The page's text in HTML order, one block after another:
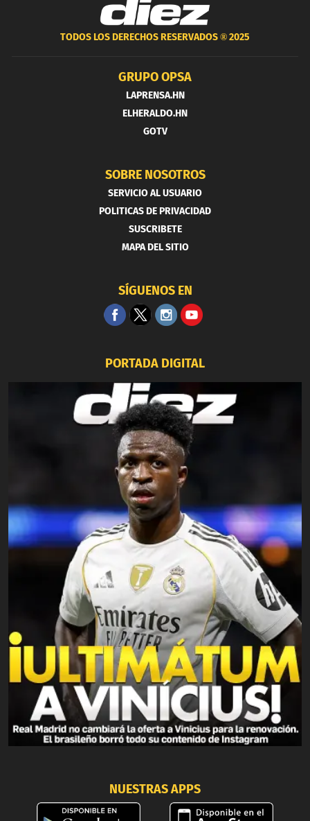
TODOS LOS DERECHOS RESERVADOS ®2025
GRUPO OPSA
LAPRENSA.HN
ELHERALDO.HN
GOTV
SOBRE NOSOTROS
SERVICIO AL USUARIO
POLITICAS DE PRIVACIDAD
SUSCRIBETE
MAPA DEL SITIO
SÍGUENOS EN
PORTADA DIGITAL
NUESTRAS APPS